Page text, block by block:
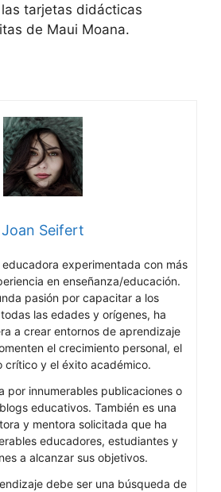
tarjetas didácticas
de Maui Moana.
Joan Seifert
experimentada con más
en enseñanza/educación.
pasión por capacitar a los
las edades y orígenes, ha
a crear entornos de aprendizaje
el crecimiento personal, el
crítico y el éxito académico.
por innumerables publicaciones o
educativos. También es una
y mentora solicitada que ha
educadores, estudiantes y
a alcanzar sus objetivos.
debe ser una búsqueda de